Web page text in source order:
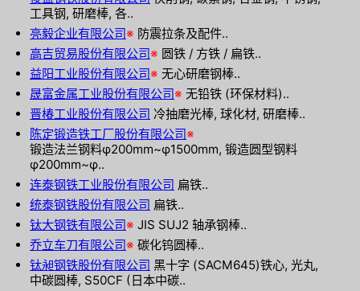
工具钢, 研磨棒, 各..
亮毅企业有限公司※ 防震拉条及配件..
高吉贸易股份有限公司※ 圆铁 / 方铁 / 扁铁..
益阳工业股份有限公司※ 无心研磨钢棒..
晟富金属工业股份有限公司※ 无铅铁 (环保材料)..
晋椿工业股份有限公司 冷抽磨光棒, 球化材, 研磨棒..
陈定锻造铁工厂股份有限公司※
锻造法兰钢料φ200mm~φ1500mm, 锻造圆型钢料
φ200mm~φ..
连泰钢铁工业股份有限公司 扁铁..
统泰钢铁股份有限公司 扁铁..
钛大钢铁有限公司※ JIS SUJ2 轴承钢棒..
乔立车刀有限公司※ 碳化钨圆棒..
钛昶钢铁股份有限公司 黑十字 (SACM645)铁心, 光丸,
中碳圆棒, S50CF (日本中碳..